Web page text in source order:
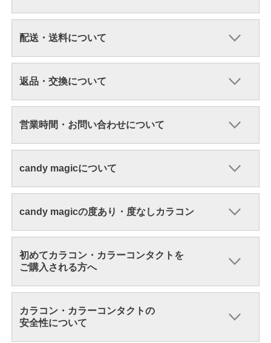
配送・送料について
返品・交換について
営業時間・お問い合わせについて
candy magicについて
candy magicの度あり・度なしカラコン
初めてカラコン・カラーコンタクトを
ご購入される方へ
カラコン・カラーコンタクトの
安全性について